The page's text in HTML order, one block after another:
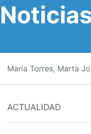
María Torres, Marta
ACTUALIDAD